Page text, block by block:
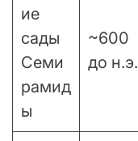
ие
сады
Семи
рамид
ы
~600
до н.э.